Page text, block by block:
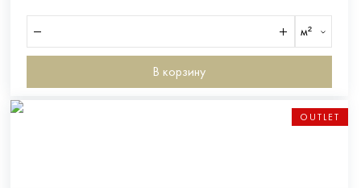
м²
В корзину
OUTLET